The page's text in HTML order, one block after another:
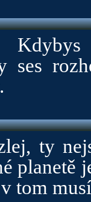
Kdybys
ses
ty
planetě
tom